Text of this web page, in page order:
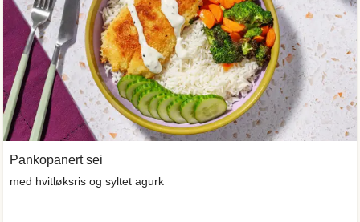
Pankopanert sei
med hvitløksris og syltet agurk